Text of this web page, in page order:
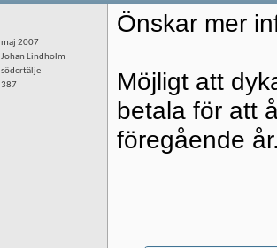
maj 2007
Johan Lindholm
södertälje
387
Önskar mer
Möjligt att
betala för att
föregående